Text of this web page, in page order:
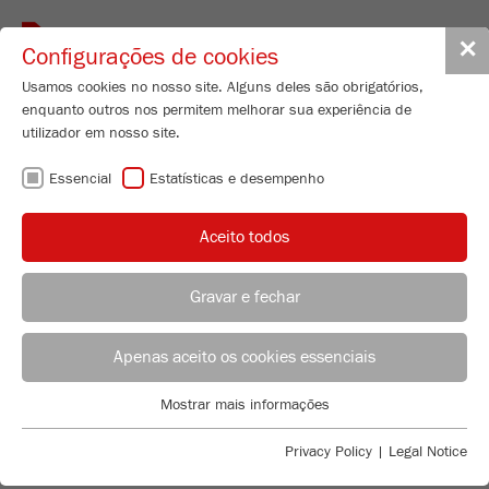
✕
Configurações de cookies
Usamos cookies no nosso site. Alguns deles são obrigatórios,
enquanto outros nos permitem melhorar sua experiência de
utilizador em nosso site.
Essencial Estatísticas e desempenho
Aceito todos
Gravar e fechar
Apenas aceito os cookies essenciais
Cookies essenciais são necessários para funções básicas do
Mostrar mais informações
Privacy Policy | Legal Notice
Shipping Department
Jan Bender
Industriestrasse 8
55743 Idar-Oberstein
Telefone+49 67 84 70 147
Toggle
TERMOS E
CONDIÇÕES
Todas as vendas ou compras são feitas exclusivamente
sujeitas às nossas condições de venda ou compra.
Aqui pode baixar os "Termos Gerais de Entrega e
Pagamento" e as "Condições Gerais de Compra":
Termos Gerais de Entrega e Pagamento (em inglês)
Condições Gerais de Compra (em inglês)